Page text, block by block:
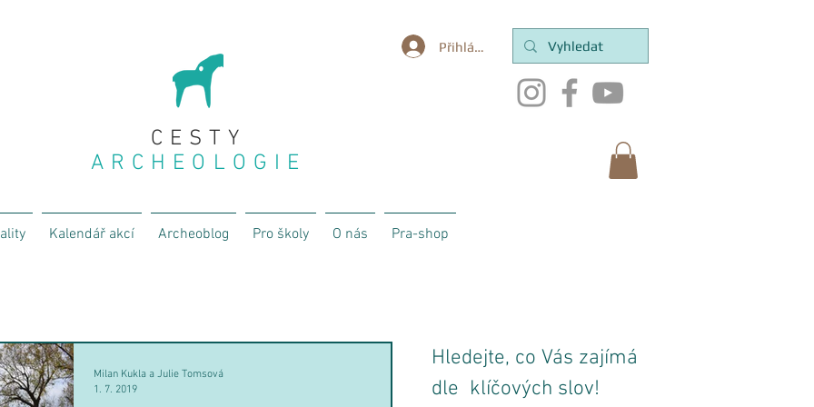
Přihlásit se
CESTY
ARCHEOLOGIE
Kalendář akcí Archeoblog Pro školy O nás Pra-shop
Milan Kukla a Julie Tomsová
1. 7. 2019
Hledejte, co Vás zajímá
dle klíčových slov!